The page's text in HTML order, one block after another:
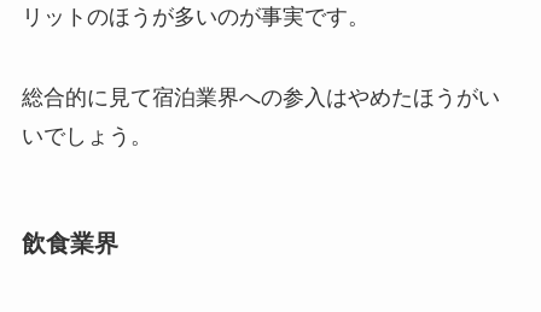
リットのほうが多いのが事実です。
総合的に見て宿泊業界への参入はやめたほうがい
いでしょう。
飲食業界